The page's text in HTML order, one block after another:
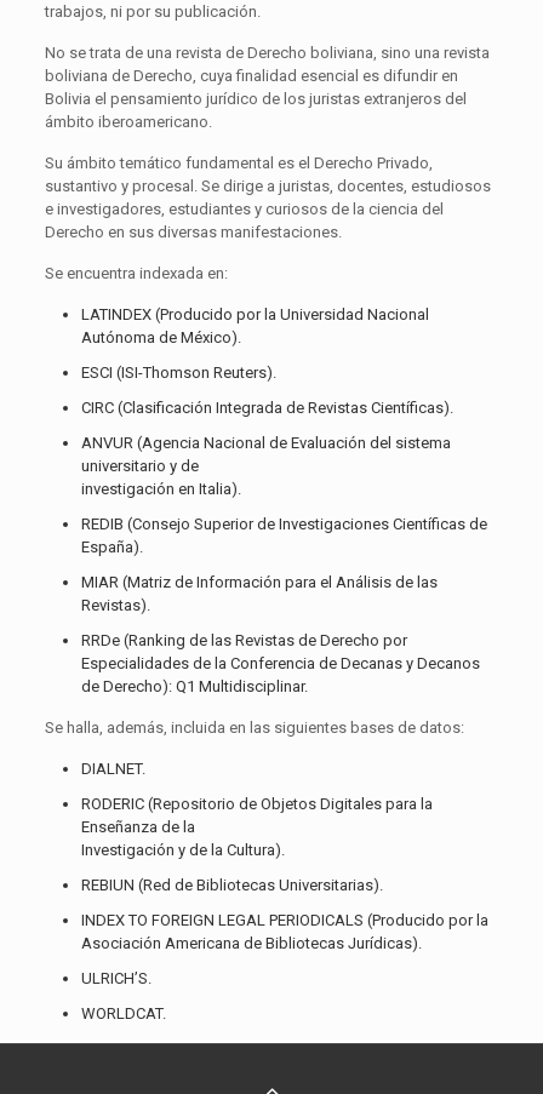
trabajos, ni por su publicación.
No se trata de una revista de Derecho boliviana, sino una revista
boliviana de Derecho, cuya finalidad esencial es difundir en
Bolivia el pensamiento jurídico de los juristas extranjeros del
ámbito iberoamericano.
Su ámbito temático fundamental es el Derecho Privado,
sustantivo y procesal. Se dirige a juristas, docentes, estudiosos
e investigadores, estudiantes y curiosos de la ciencia del
Derecho en sus diversas manifestaciones.
Se encuentra indexada en:
LATINDEX (Producido por la Universidad Nacional
Autónoma de México).
ESCI (ISI-Thomson Reuters).
CIRC (Clasificación Integrada de Revistas Científicas).
ANVUR (Agencia Nacional de Evaluación del sistema
universitario y de
investigación en Italia).
REDIB (Consejo Superior de Investigaciones Científicas de
España).
MIAR (Matriz de Información para el Análisis de las
Revistas).
RRDe (Ranking de las Revistas de Derecho por
Especialidades de la Conferencia de Decanas y Decanos
de Derecho): Q1 Multidisciplinar.
Se halla, además, incluida en las siguientes bases de datos:
DIALNET.
RODERIC (Repositorio de Objetos Digitales para la
Enseñanza de la
Investigación y de la Cultura).
REBIUN (Red de Bibliotecas Universitarias).
INDEX TO FOREIGN LEGAL PERIODICALS (Producido por la
Asociación Americana de Bibliotecas Jurídicas).
ULRICH’S.
WORLDCAT.